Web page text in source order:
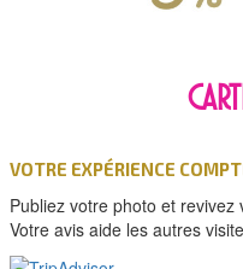
VOTRE EXPÉRIENCE
Publiez votre photo et revivez
Votre avis aide les autres